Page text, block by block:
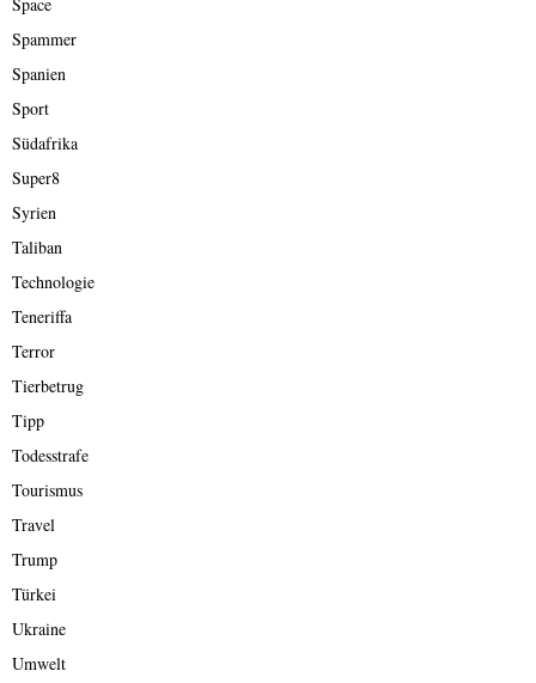
Space
Spammer
Spanien
Sport
Südafrika
Super8
Syrien
Taliban
Technologie
Teneriffa
Terror
Tierbetrug
Tipp
Todesstrafe
Tourismus
Travel
Trump
Türkei
Ukraine
Umwelt